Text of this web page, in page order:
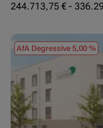
AfA Degressive 5,00 %